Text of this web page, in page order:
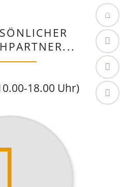
HOME
KONTAKT
18.00 Uhr)